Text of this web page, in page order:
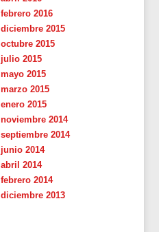
febrero 2016
diciembre 2015
octubre 2015
julio 2015
mayo 2015
marzo 2015
enero 2015
noviembre 2014
septiembre 2014
junio 2014
abril 2014
febrero 2014
diciembre 2013